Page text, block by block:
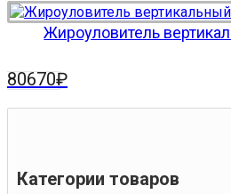
Жироуловитель
80670₽
Категории товаров